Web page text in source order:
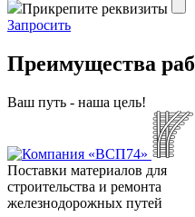
Пpикpeпитe peквизиты
Зaпpocить
Преимущества
Ваш путь - наша цель!
Поставки материалов для
строительства и ремонта
железнодорожных путей